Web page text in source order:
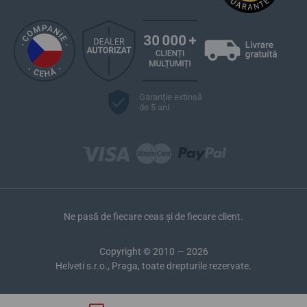
DS Podium
DS-1
DS-2
DS-6
Garanție extinsă
de 5 ani
Ne pasă de fiecare ceas și de fiecare client.
Copyright © 2010 — 2026
Helveti s.r.o., Praga, toate drepturile rezervate.